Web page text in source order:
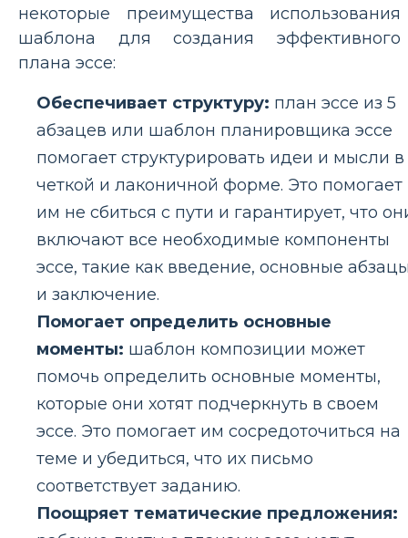
некоторые преимущества использования
шаблона для создания эффективного
плана эссе:
Обеспечивает структуру: план эссе из 5
абзацев или шаблон планировщика эссе
помогает структурировать идеи и мысли в
четкой и лаконичной форме. Это помогает
им не сбиться с пути и гарантирует, что
включают все необходимые компоненты
эссе, такие как введение, основные
и заключение.
Помогает определить основные
моменты: шаблон композиции может
помочь определить основные моменты,
которые они хотят подчеркнуть в своем
эссе. Это помогает им сосредоточиться на
теме и убедиться, что их письмо
соответствует заданию.
Поощряет тематические предложения: